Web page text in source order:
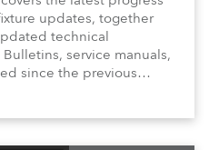
updates, together
technical
service manuals,
since the previous